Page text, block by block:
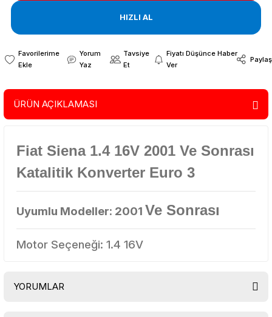
HIZLI AL
Yorum
Yaz
Tavsiye
Et
Fiyatı Düşünce Haber
Ver
Paylaş
ÜRÜN AÇIKLAMASI
Fiat Siena 1.4 16V 2001 Ve Sonrası
Katalitik Konverter Euro 3
Uyumlu Modeller: 2001 Ve Sonrası
Motor Seçeneği: 1.4 16V
YORUMLAR